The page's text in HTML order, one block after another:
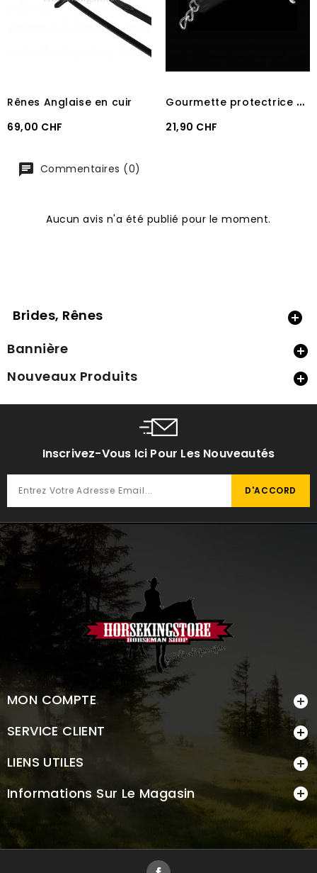
Rênes Anglaise en cuir
Prix
69,00 CHF
G
ourmette protectrice en gel Acavallo
Prix
21,90 CHF
Commentaires (0)
Aucun avis n'a été publié pour le moment.
Brides, Rênes 
Bannière 
Nouveaux Produits 
Inscrivez-Vous Ici Pour Les Nouveautés
MON COMPTE 
SERVICE CLIENT 
LIENS UTILES 
Informations Sur Le Magasin 